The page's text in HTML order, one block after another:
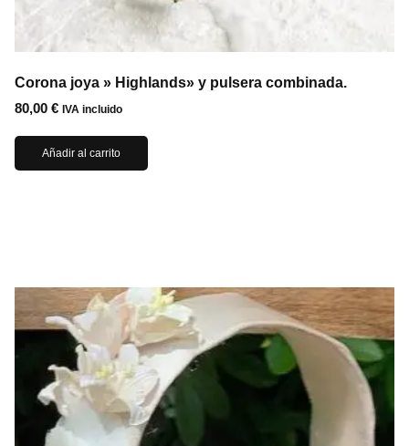
Corona joya » Highlands» y pulsera combinada.
80,00 € IVA incluido
Añadir al carrito